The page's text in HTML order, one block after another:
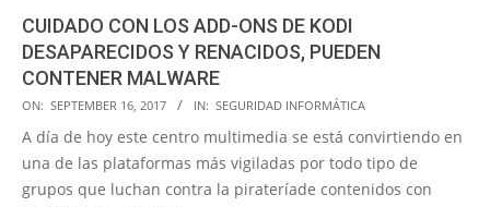
CUIDADO CON LOS ADD-ONS DE KODI
DESAPARECIDOS Y RENACIDOS, PUEDEN
CONTENER MALWARE
2017-
09-
ON: SEPTEMBER 16, 2017 IN: SEGURIDAD INFORMÁTICA
A día de hoy este centro multimedia se está convirtiendo en
una de las plataformas más vigiladas por todo tipo de
grupos que luchan contra la pirateríade contenidos con